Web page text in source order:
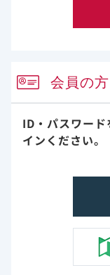
コビ投与群で－
した。
会員の方
ID・パスワード
インください。